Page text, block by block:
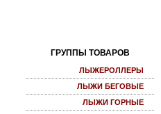
ГРУППЫ ТОВАРОВ
ЛЫЖЕРОЛЛЕРЫ
ЛЫЖИ БЕГОВЫЕ
ЛЫЖИ ГОРНЫЕ